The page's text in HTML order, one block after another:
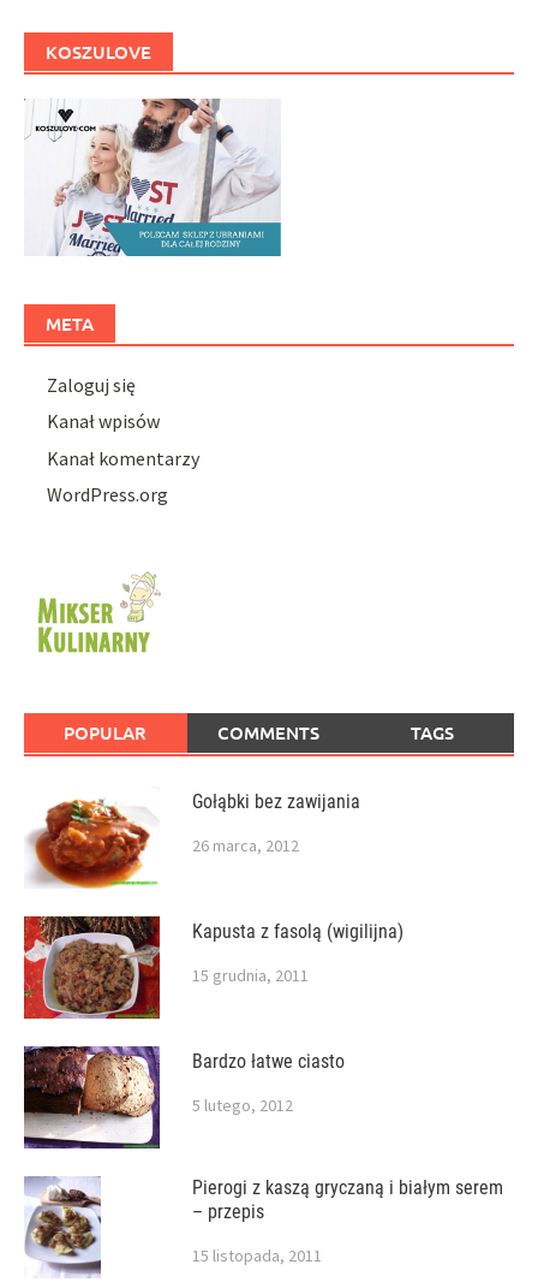
KOSZULOVE
META
Zaloguj się
Kanał wpisów
Kanał komentarzy
WordPress.org
POPULAR COMMENTS TAGS
Gołąbki bez zawijania
26 marca, 2012
Kapusta z fasolą (wigilijna)
15 grudnia, 2011
Bardzo łatwe ciasto
5 lutego, 2012
Pierogi z kaszą gryczaną i białym serem
– przepis
15 listopada, 2011